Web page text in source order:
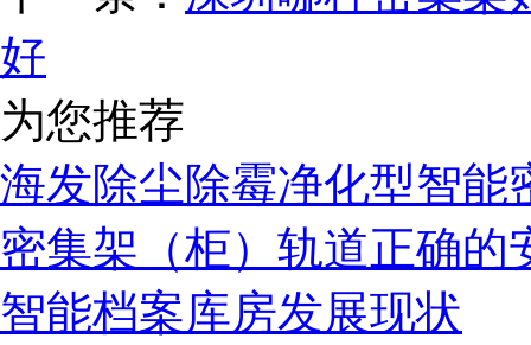
好
为您推荐
海发除尘除霉净化型智能
密集架（柜）轨道正确的
智能档案库房发展现状